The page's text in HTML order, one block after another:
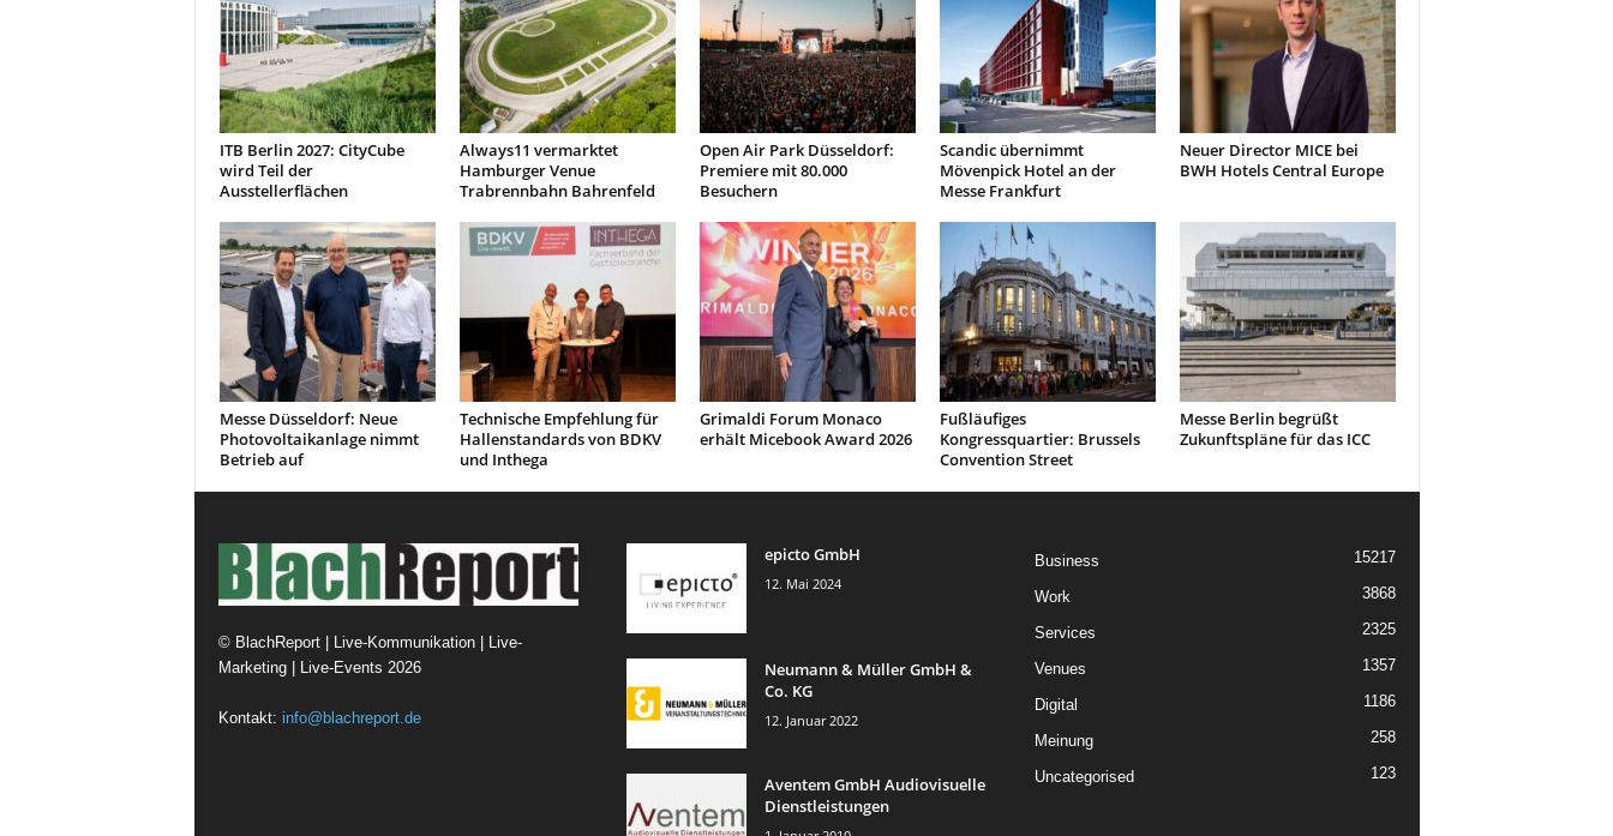
ITB Berlin 2027: CityCube
wird Teil der
Ausstellerflächen
Always11 vermarktet
Hamburger Venue
Trabrennbahn Bahrenfeld
Open Air Park Düsseldorf:
Premiere mit 80.000
Besuchern
Scandic übernimmt
Mövenpick Hotel an der
Messe Frankfurt
Neuer Director MICE bei
BWH Hotels Central Europe
Messe Düsseldorf: Neue
Photovoltaikanlage nimmt
Betrieb auf
Technische Empfehlung für
Hallenstandards von BDKV
und Inthega
Grimaldi Forum Monaco
erhält Micebook Award 2026
Fußläufiges
Kongressquartier: Brussels
Convention Street
Messe Berlin begrüßt
Zukunftspläne für das ICC
© BlachReport | Live-Kommunikation | Live-
Marketing | Live-Events 2026
Kontakt: info@blachreport.de
epicto GmbH
12. Mai 2024
Neumann & Müller GmbH &
Co. KG
12. Januar 2022
Aventem GmbH Audiovisuelle
Dienstleistungen
Business 15217
Work 3868
Services 2325
Venues 1357
Digital 1186
Meinung 258
Uncategorised 123